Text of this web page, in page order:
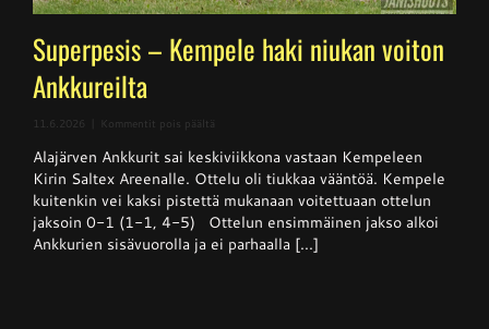
Superpesis – Kempele haki niukan voiton
Ankkureilta
11.6.2026 Kommentit pois päältä
–
Kempele
haki
niukan
voiton
Ankkureilta
Alajärven Ankkurit sai keskiviikkona vastaan Kempeleen
Kirin Saltex Areenalle. Ottelu oli tiukkaa vääntöä. Kempele
kuitenkin vei kaksi pistettä mukanaan voitettuaan ottelun
jaksoin 0-1 (1-1, 4-5) Ottelun ensimmäinen jakso alkoi
Ankkurien sisävuorolla ja ei parhaalla [...]